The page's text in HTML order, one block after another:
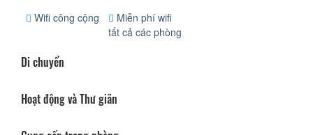
Wifi công cộng
Miễn phí wifi
tất cả các phòng
Di chuyển
Hoạt động và Thư giãn